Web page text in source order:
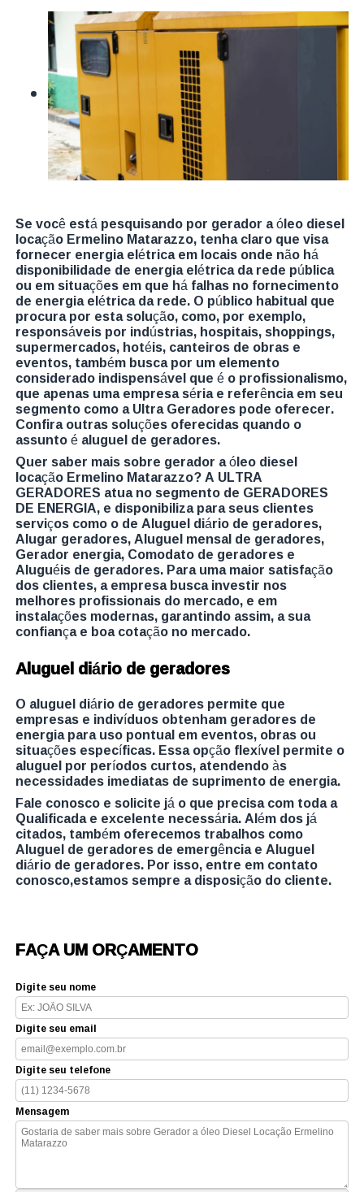
Se você está pesquisando por gerador a óleo diesel
locação Ermelino Matarazzo, tenha claro que visa
fornecer energia elétrica em locais onde não há
disponibilidade de energia elétrica da rede pública
ou em situações em que há falhas no fornecimento
de energia elétrica da rede. O público habitual que
procura por esta solução, como, por exemplo,
responsáveis por indústrias, hospitais, shoppings,
supermercados, hotéis, canteiros de obras e
eventos, também busca por um elemento
considerado indispensável que é o profissionalismo,
que apenas uma empresa séria e referência em seu
segmento como a Ultra Geradores pode oferecer.
Confira outras soluções oferecidas quando o
assunto é aluguel de geradores.
Quer saber mais sobre gerador a óleo diesel
locação Ermelino Matarazzo? A ULTRA
GERADORES atua no segmento de GERADORES
DE ENERGIA, e disponibiliza para seus clientes
serviços como o de Aluguel diário de geradores,
Alugar geradores, Aluguel mensal de geradores,
Gerador energia, Comodato de geradores e
Aluguéis de geradores. Para uma maior satisfação
dos clientes, a empresa busca investir nos
melhores profissionais do mercado, e em
instalações modernas, garantindo assim, a sua
confiança e boa cotação no mercado.
Aluguel diário de geradores
O aluguel diário de geradores permite que
empresas e indivíduos obtenham geradores de
energia para uso pontual em eventos, obras ou
situações específicas. Essa opção flexível permite o
aluguel por períodos curtos, atendendo às
necessidades imediatas de suprimento de energia.
Fale conosco e solicite já o que precisa com toda a
Qualificada e excelente necessária. Além dos já
citados, também oferecemos trabalhos como
Aluguel de geradores de emergência e Aluguel
diário de geradores. Por isso, entre em contato
conosco,estamos sempre a disposição do cliente.
FAÇA UM ORÇAMENTO
Digite seu nome
Digite seu email
Digite seu telefone
Mensagem